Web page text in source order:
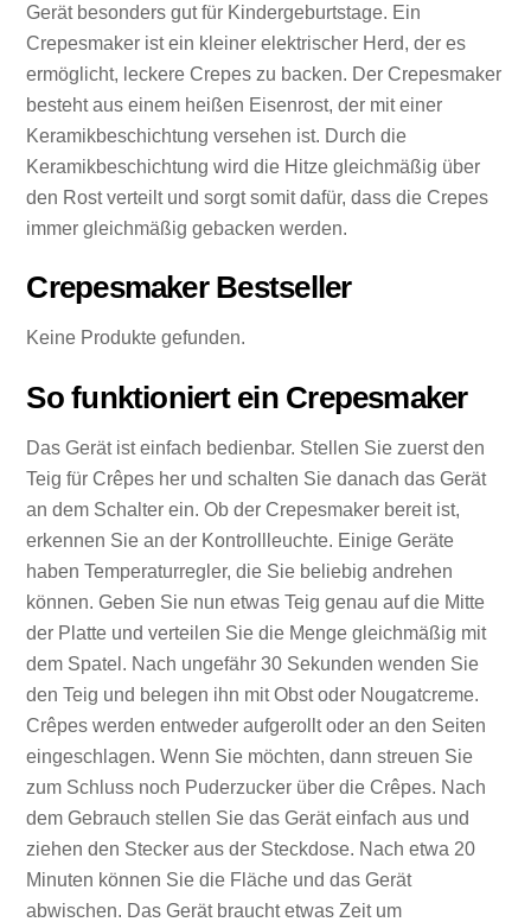
Gerät besonders gut für Kindergeburtstage. Ein
Crepesmaker ist ein kleiner elektrischer Herd, der es
ermöglicht, leckere Crepes zu backen. Der Crepesmaker
besteht aus einem heißen Eisenrost, der mit einer
Keramikbeschichtung versehen ist. Durch die
Keramikbeschichtung wird die Hitze gleichmäßig über
den Rost verteilt und sorgt somit dafür, dass die Crepes
immer gleichmäßig gebacken werden.
Crepesmaker Bestseller
Keine Produkte gefunden.
So funktioniert ein Crepesmaker
Das Gerät ist einfach bedienbar. Stellen Sie zuerst den
Teig für Crêpes her und schalten Sie danach das Gerät
an dem Schalter ein. Ob der Crepesmaker bereit ist,
erkennen Sie an der Kontrollleuchte. Einige Geräte
haben Temperaturregler, die Sie beliebig andrehen
können. Geben Sie nun etwas Teig genau auf die Mitte
der Platte und verteilen Sie die Menge gleichmäßig mit
dem Spatel. Nach ungefähr 30 Sekunden wenden Sie
den Teig und belegen ihn mit Obst oder Nougatcreme.
Crêpes werden entweder aufgerollt oder an den Seiten
eingeschlagen. Wenn Sie möchten, dann streuen Sie
zum Schluss noch Puderzucker über die Crêpes. Nach
dem Gebrauch stellen Sie das Gerät einfach aus und
ziehen den Stecker aus der Steckdose. Nach etwa 20
Minuten können Sie die Fläche und das Gerät
abwischen. Das Gerät braucht etwas Zeit um